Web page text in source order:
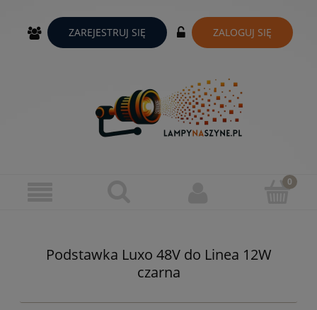
ZAREJESTRUJ SIĘ ZALOGUJ SIĘ
Podstawka Luxo 48V do Linea 12W
czarna